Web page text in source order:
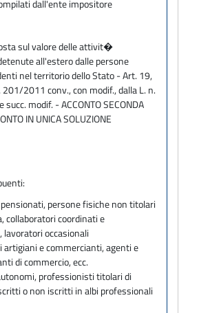
dall'ente impositore
sul valore delle attivit�
all'estero dalle persone
nel territorio dello Stato - Art. 19,
201/2011 conv., con modif., dalla L. n.
modif. - ACCONTO SECONDA
IN UNICA SOLUZIONE
persone fisiche non titolari
collaboratori coordinati e
occasionali
artigiani e commercianti, agenti e
di commercio, ecc.
professionisti titolari di
o non iscritti in albi professionali